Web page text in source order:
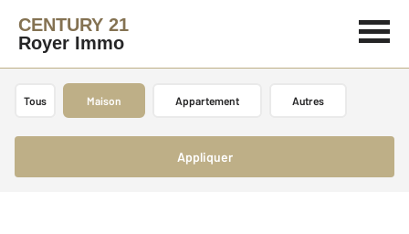
CENTURY 21
Royer Immo
Tous Maison Appartement Autres
Appliquer